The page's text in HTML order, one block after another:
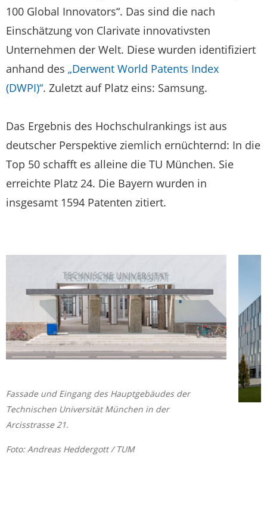
100 Global Innovators“. Das sind die nach
Einschätzung von Clarivate innovativsten
Unternehmen der Welt. Diese wurden identifiziert
anhand des „Derwent World Patents Index
(DWPI)“. Zuletzt auf Platz eins: Samsung.
Das Ergebnis des Hochschulrankings ist aus
deutscher Perspektive ziemlich ernüchternd: In die
Top 50 schafft es alleine die TU München. Sie
erreichte Platz 24. Die Bayern wurden in
insgesamt 1594 Patenten zitiert.
Fassade und Eingang des Hauptgebäudes der
Technischen Universität München in der
Arcisstrasse 21.
Foto: Andreas Heddergott / TUM